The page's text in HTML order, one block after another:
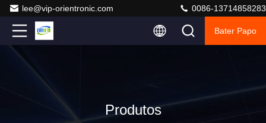
lee@vip-orientronic.com 0086-13714858283
Bater Papo
Produtos